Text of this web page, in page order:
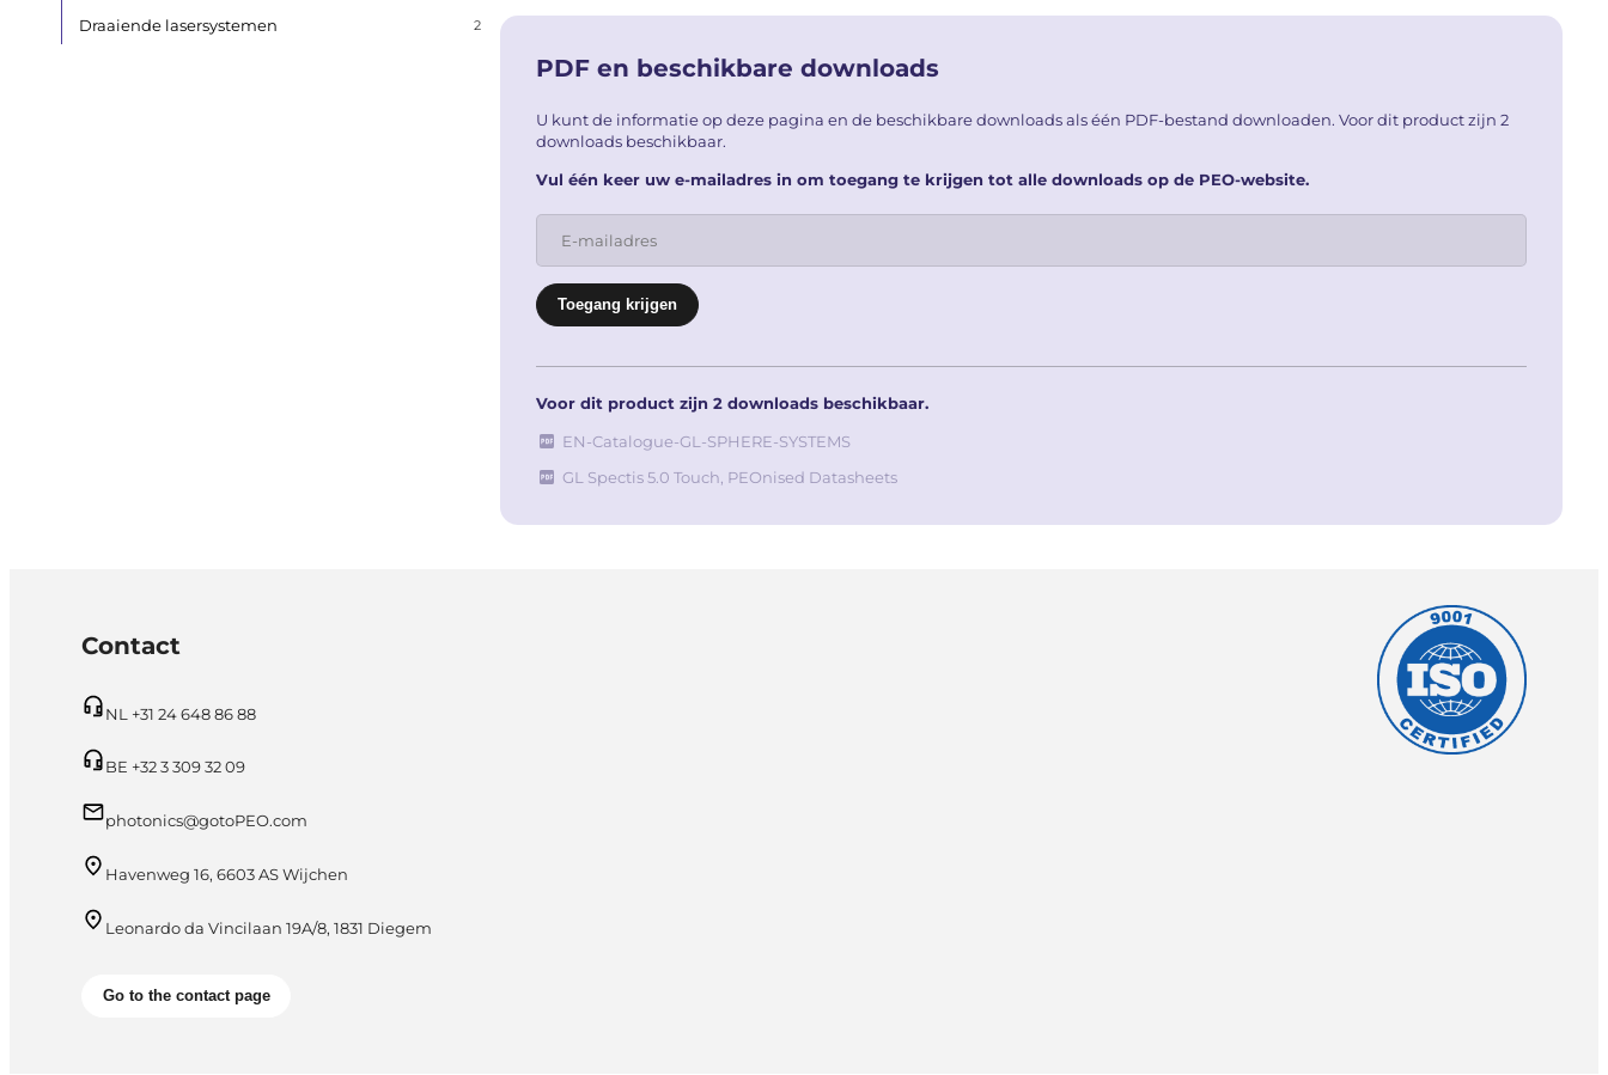
Draaiende lasersystemen 2
PDF en beschikbare downloads
U kunt de informatie op deze pagina en de beschikbare downloads als één PDF-bestand downloaden. Voor dit product zijn 2
downloads beschikbaar.
Vul één keer uw e-mailadres in om toegang te krijgen tot alle downloads op de PEO-website.
Voor dit product zijn 2 downloads beschikbaar.
EN-Catalogue-GL-SPHERE-SYSTEMS
GL Spectis 5.0 Touch, PEOnised Datasheets
Contact
NL +31 24 648 86 88
BE +32 3 309 32 09
photonics@gotoPEO.com
Havenweg 16, 6603 AS Wijchen
Leonardo da Vincilaan 19A/8, 1831 Diegem
Go to the contact page